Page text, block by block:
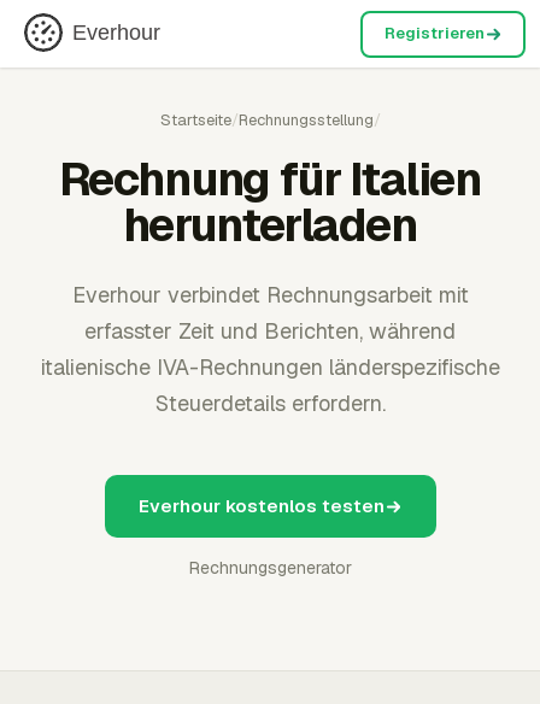
Everhour Registrieren
Startseite/Rechnungsstellung/
Rechnung für Italien
herunterladen
Everhour verbindet Rechnungsarbeit mit
erfasster Zeit und Berichten, während
italienische IVA-Rechnungen länderspezifische
Steuerdetails erfordern.
Everhour kostenlos testen
Rechnungsgenerator